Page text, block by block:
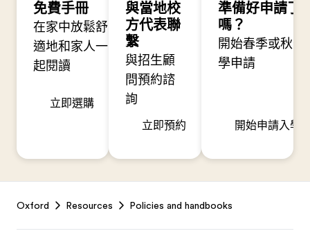
免費手冊
在家中放鬆舒
適地和家人一
起閱讀
立即選購
與當地校
方代表聯
繫
與招生顧
問預約諮
詢
立即預約
準備好申請了
嗎？
開始春季或秋季
學申請
開始申請入學
Oxford Resources Policies and handbooks